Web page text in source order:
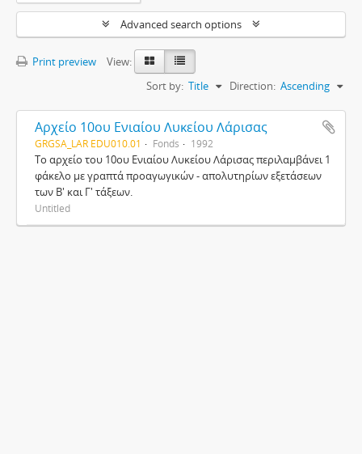
Advanced search options
Print preview
View:
Sort by: Title Direction: Ascending
Αρχείο 10ου Ενιαίου Λυκείου Λάρισας
GRGSA_LAR EDU010.01 Fonds 1992
Το αρχείο του 10ου Ενιαίου Λυκείου Λάρισας περιλαμβάνει 1
φάκελο με γραπτά προαγωγικών - απολυτηρίων εξετάσεων
των Β' και Γ' τάξεων.
Untitled